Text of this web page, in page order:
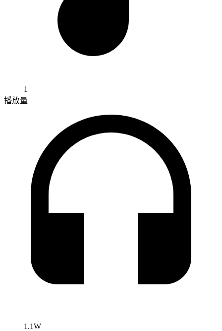
1
播放量
1.1W